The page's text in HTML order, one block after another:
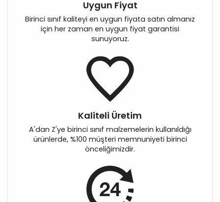
Uygun Fiyat
Birinci sınıf kaliteyi en uygun fiyata satın almanız
için her zaman en uygun fiyat garantisi
sunuyoruz.
Kaliteli Üretim
A'dan Z'ye birinci sınıf malzemelerin kullanıldığı
ürünlerde, %100 müşteri memnuniyeti birinci
önceliğimizdir.